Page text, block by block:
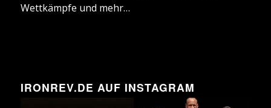
Wettkämpfe und mehr…
IRONREV.DE AUF INSTAGRAM